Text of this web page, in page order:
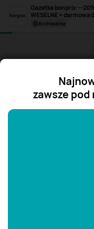
Gazetka bonprix - -
WESELNE + darmowa
archiwalna
zawsze pod
"/>